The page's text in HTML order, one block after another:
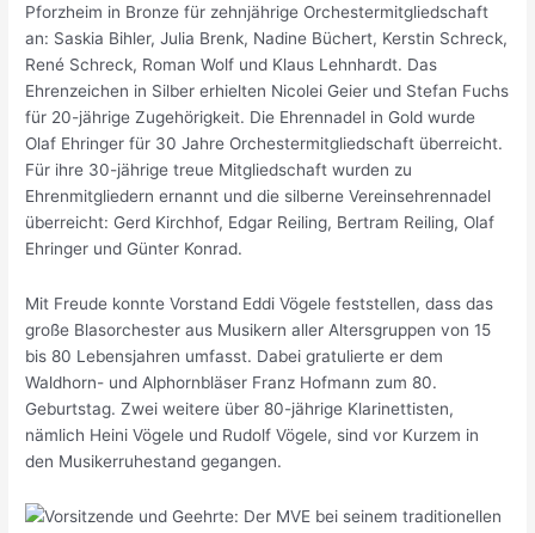
Pforzheim in Bronze für zehnjährige Orchestermitgliedschaft
an: Saskia Bihler, Julia Brenk, Nadine Büchert, Kerstin Schreck,
René Schreck, Roman Wolf und Klaus Lehnhardt. Das
Ehrenzeichen in Silber erhielten Nicolei Geier und Stefan Fuchs
für 20-jährige Zugehörigkeit. Die Ehrennadel in Gold wurde
Olaf Ehringer für 30 Jahre Orchestermitgliedschaft überreicht.
Für ihre 30-jährige treue Mitgliedschaft wurden zu
Ehrenmitgliedern ernannt und die silberne Vereinsehrennadel
überreicht: Gerd Kirchhof, Edgar Reiling, Bertram Reiling, Olaf
Ehringer und Günter Konrad.
Mit Freude konnte Vorstand Eddi Vögele feststellen, dass das
große Blasorchester aus Musikern aller Altersgruppen von 15
bis 80 Lebensjahren umfasst. Dabei gratulierte er dem
Waldhorn- und Alphornbläser Franz Hofmann zum 80.
Geburtstag. Zwei weitere über 80-jährige Klarinettisten,
nämlich Heini Vögele und Rudolf Vögele, sind vor Kurzem in
den Musikerruhestand gegangen.